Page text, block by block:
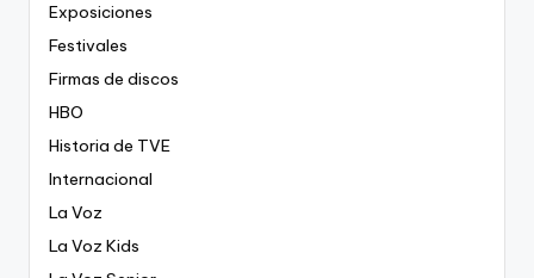
Exposiciones
Festivales
Firmas de discos
HBO
Historia de TVE
Internacional
La Voz
La Voz Kids